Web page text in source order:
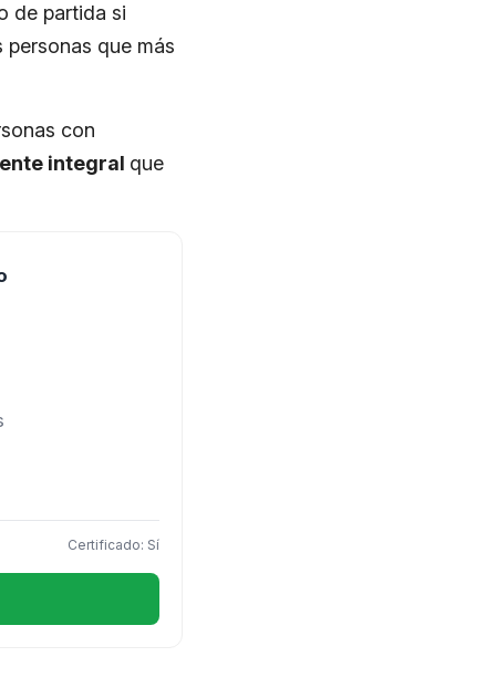
de partida si
que más
con
integral que
Certificado: Sí